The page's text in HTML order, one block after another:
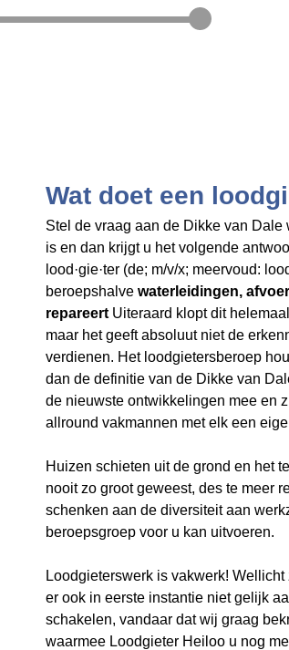
Wat doet een
Stel de vraag aan de Dikke van
is en dan krijgt u het volgende
lood·gie·ter (de; m/v/x; meervoud:
beroepshalve waterleidingen,
repareert Uiteraard klopt dit
maar het geeftabsoluut niet de
verdienen. Het loodgietersberoep
dan de definitie van de Dikke van
de nieuwste ontwikkelingen mee en
allround vakmannen met elk een
Huizen schieten uit de grond en het
nooit zo groot geweest, des te meer
schenken aan de diversiteit aan
beroepsgroep voor u kan uitvoeren.
Loodgieterswerk is vakwerk!
er ook in eerste instantie niet gelijk
schakelen, vandaar dat wij graag
waarmee Loodgieter Heiloo u nog